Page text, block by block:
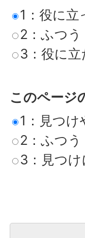
1：役に立
2：ふつう
3：役に
このページ
1：見つけ
2：ふつう
3：見つ